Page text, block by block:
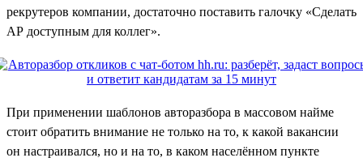
рекрутеров компании, достаточно поставить галочку «Сделать
АР доступным для коллег».
При применении шаблонов авторазбора в массовом найме
стоит обратить внимание не только на то, к какой вакансии
он настраивался, но и на то, в каком населённом пункте